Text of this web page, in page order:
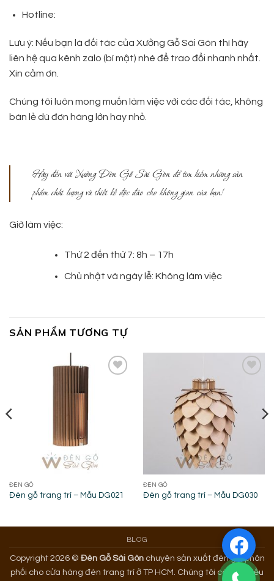
Hotline:
Lưu ý: Nếu bạn là đối tác của Xưởng Gỗ Sài Gòn thì hãy
liên hệ qua kênh zalo (bí mật) nhé để trao đổi nhanh nhất.
Xin cảm ơn.
Chúng tôi luôn mong muốn làm việc với các đối tác, không
bán lẻ dù đơn hàng lớn hay nhỏ.
Hãy đến với Xưởng Đèn Gỗ Sài Gòn để tìm kiếm những sản
phẩm chất lượng và thiết kế độc đáo cho không gian của bạn!
Giờ làm việc:
Thứ 2 đến thứ 7: 8h – 17h
Chủ nhật và ngày lễ: Không làm việc
SẢN PHẨM TƯƠNG TỰ
ĐÈN GỖ
Đèn gỗ trang trí – Mẫu DG021
ĐÈN GỖ
Đèn gỗ trang trí – Mẫu DG030
BLOG
Copyright 2026 © Đèn Gỗ Sài Gònchuyên sản xuất đèn gỗ, phân
phối cho cửa hàng đèn trang trí ở TP HCM. Chúng tôi có rất nhiều